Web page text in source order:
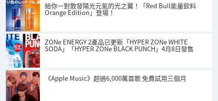
給你一對散發陽光元氣的光之翼！「Red Bull能量飲料
Orange Edition」登場！
ZONe ENERGY 2產品已更新「HYPER ZONe WHITE
SODA」「HYPER ZONe BLACK PUNCH」4月8日發售
《Apple Music》超過6,000萬首歌 免費試用三個月